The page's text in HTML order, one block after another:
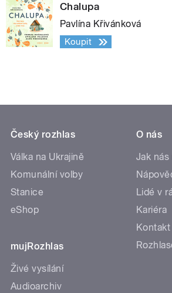
Chalupa
Pavlína Křivánková
Koupit
Český rozhlas
Válka na Ukrajině
Komunální volby
Stanice
eShop
mujRozhlas
Živé vysílání
Audioarchiv
O nás
Jak nás
Lidé v
Kariéra
Kontakt